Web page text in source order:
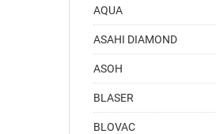
AQUA
ASAHI DIAMOND
ASOH
BLASER
BLOVAC